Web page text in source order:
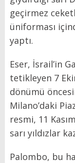
geçirmez
üniforması
yaptı.
Eser, İsrail’in
tetikleyen 7
dönümü
Milano’daki
resmi, 11
sarı yıldızlar
Palombo, bu